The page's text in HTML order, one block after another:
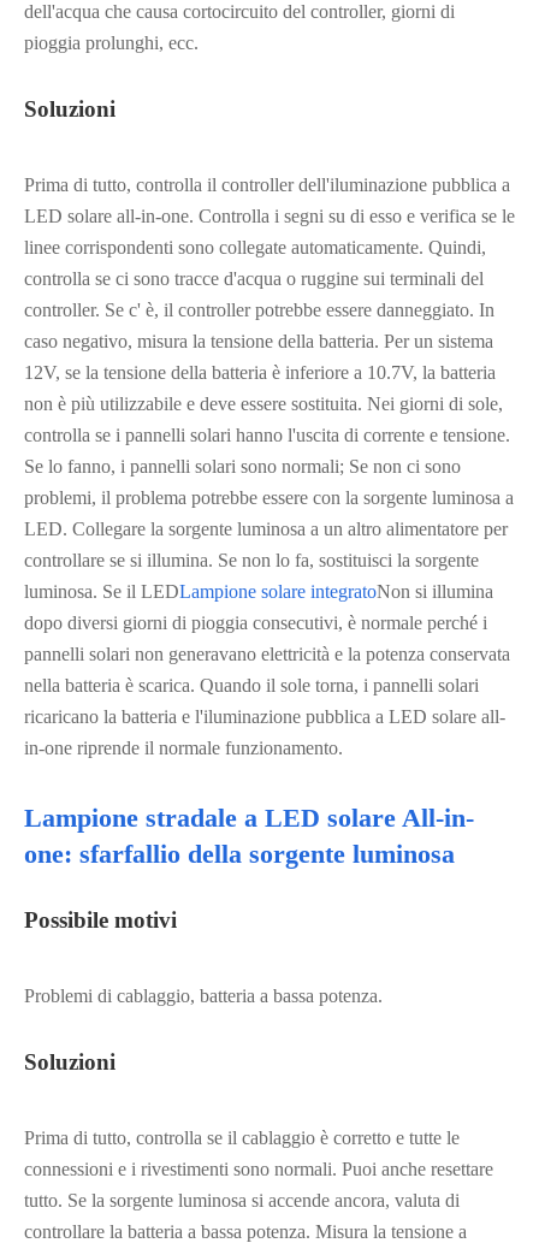
dell'acqua che causa cortocircuito del controller, giorni di
pioggia prolunghi, ecc.
Soluzioni
Prima di tutto, controlla il controller dell'iluminazione pubblica a
LED solare all-in-one. Controlla i segni su di esso e verifica se le
linee corrispondenti sono collegate automaticamente. Quindi,
controlla se ci sono tracce d'acqua o ruggine sui terminali del
controller. Se c' è, il controller potrebbe essere danneggiato. In
caso negativo, misura la tensione della batteria. Per un sistema
12V, se la tensione della batteria è inferiore a 10.7V, la batteria
non è più utilizzabile e deve essere sostituita. Nei giorni di sole,
controlla se i pannelli solari hanno l'uscita di corrente e tensione.
Se lo fanno, i pannelli solari sono normali; Se non ci sono
problemi, il problema potrebbe essere con la sorgente luminosa a
LED. Collegare la sorgente luminosa a un altro alimentatore per
controllare se si illumina. Se non lo fa, sostituisci la sorgente
luminosa. Se il LEDLampione solare integratoNon si illumina
dopo diversi giorni di pioggia consecutivi, è normale perché i
pannelli solari non generavano elettricità e la potenza conservata
nella batteria è scarica. Quando il sole torna, i pannelli solari
ricaricano la batteria e l'iluminazione pubblica a LED solare all-
in-one riprende il normale funzionamento.
Lampione stradale a LED solare All-in-
one: sfarfallio della sorgente luminosa
Possibile motivi
Problemi di cablaggio, batteria a bassa potenza.
Soluzioni
Prima di tutto, controlla se il cablaggio è corretto e tutte le
connessioni e i rivestimenti sono normali. Puoi anche resettare
tutto. Se la sorgente luminosa si accende ancora, valuta di
controllare la batteria a bassa potenza. Misura la tensione a